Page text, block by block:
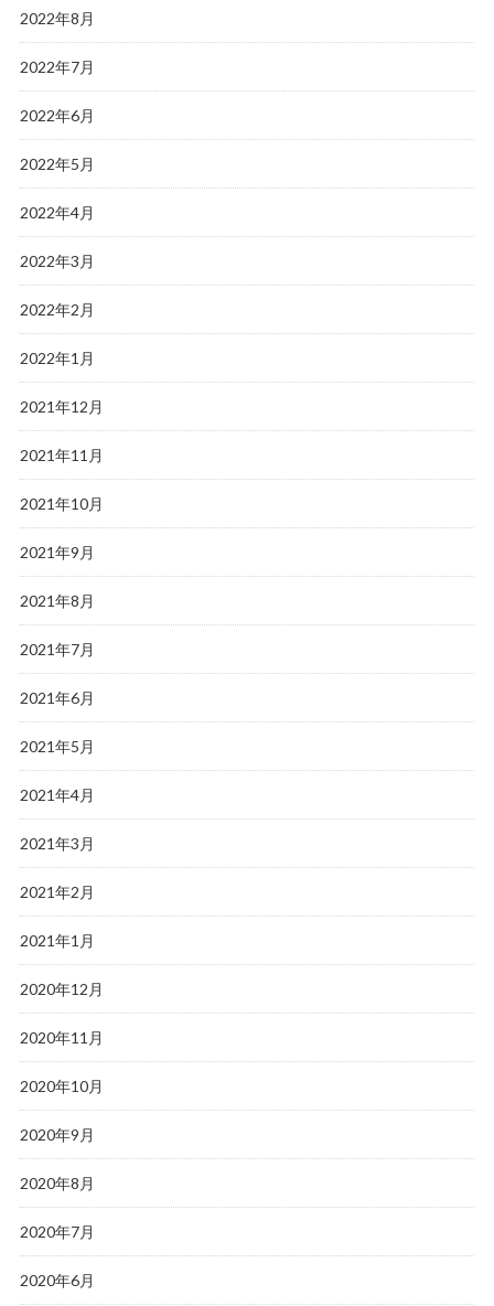
2022年8月
2022年7月
2022年6月
2022年5月
2022年4月
2022年3月
2022年2月
2022年1月
2021年12月
2021年11月
2021年10月
2021年9月
2021年8月
2021年7月
2021年6月
2021年5月
2021年4月
2021年3月
2021年2月
2021年1月
2020年12月
2020年11月
2020年10月
2020年9月
2020年8月
2020年7月
2020年6月